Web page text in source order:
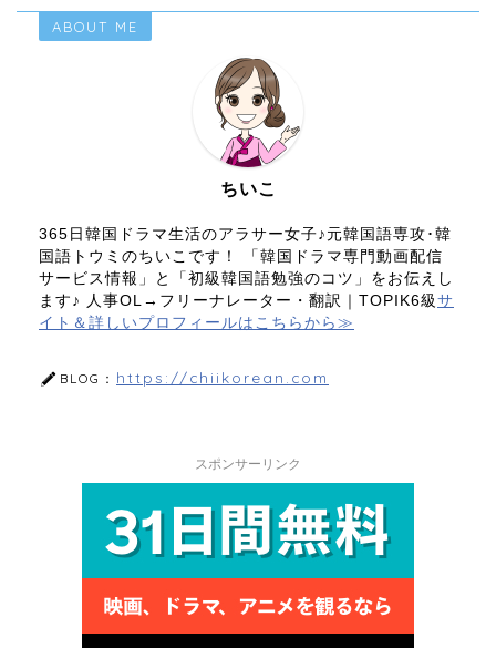
ABOUT ME
ちいこ
365日韓国ドラマ生活のアラサー女子♪元韓国語専攻･韓
国語トウミのちいこです！ 「韓国ドラマ専門動画配信
サービス情報」と「初級韓国語勉強のコツ」をお伝えし
ます♪ 人事OL→フリーナレーター・翻訳｜TOPIK6級 サ
イト＆詳しいプロフィールはこちらから≫
BLOG： https://chiikorean.com
スポンサーリンク